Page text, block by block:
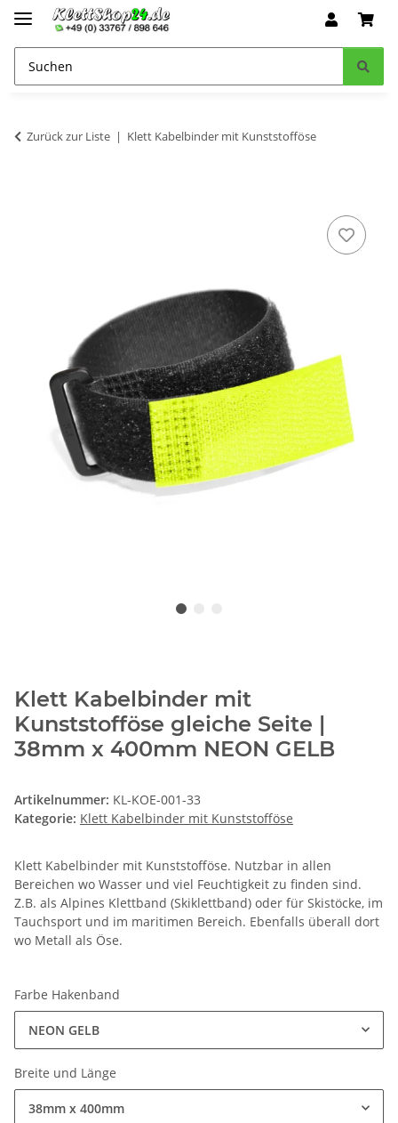
Zurück zur Liste Klett Kabelbinder mit Kunststofföse
Klett Kabelbinder mit
Kunststofföse gleiche Seite |
38mm x 400mm NEON GELB
Artikelnummer: KL-KOE-001-33
Kategorie: Klett Kabelbinder mit Kunststofföse
Klett Kabelbinder mit Kunststofföse. Nutzbar in allen
Bereichen wo Wasser und viel Feuchtigkeit zu finden sind.
Z.B. als Alpines Klettband (Skiklettband) oder für Skistöcke, im
Tauchsport und im maritimen Bereich. Ebenfalls überall dort
wo Metall als Öse.
Farbe Hakenband
NEON GELB
Breite und Länge
38mm x 400mm